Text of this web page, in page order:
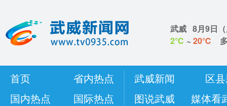
武威 8月9日 （
2℃ ~ 20℃
首页
省内热点
国内热点
国际热点
武威新闻
区
图说武威
媒体看